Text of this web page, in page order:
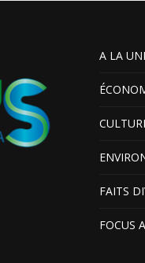
A LA
FAITS
FOCUS